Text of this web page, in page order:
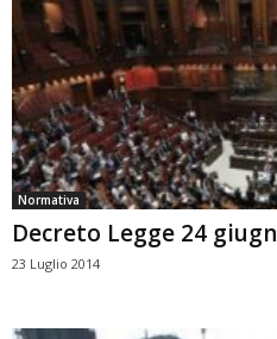
Normativa
Decreto Legge 24
23 Luglio 2014